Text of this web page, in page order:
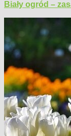
Biały ogród –